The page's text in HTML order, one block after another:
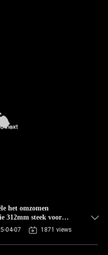
het omzomen
312mm steek voor
04-07 1871 views